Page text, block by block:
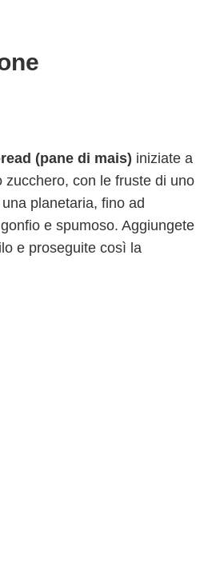
(pane di mais) iniziate a
zucchero, con le fruste di uno
planetaria, fino ad
e spumoso. Aggiungete
e proseguite così la